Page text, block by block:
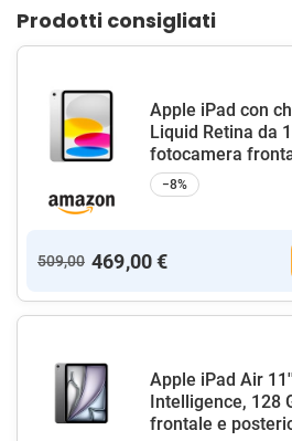
Prodotti consigliati
Apple iPad con
Liquid Retina da
fotocamera
−8%
509,00 469,00 €
Apple iPad Air
Intelligence, 128
frontale e